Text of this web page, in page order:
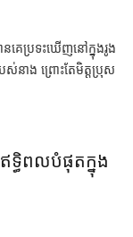
គេ​ប្រទះ​​ឃើញ​នៅ​ក្នុង​រូង​
នាង​ ព្រោះ​តែ​​​មិត្ត​ប្រុស​
ទ្ធិពល​បំផុត​ក្នុង​